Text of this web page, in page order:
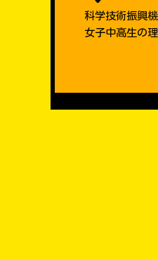
科学技術振興
女子中高生の